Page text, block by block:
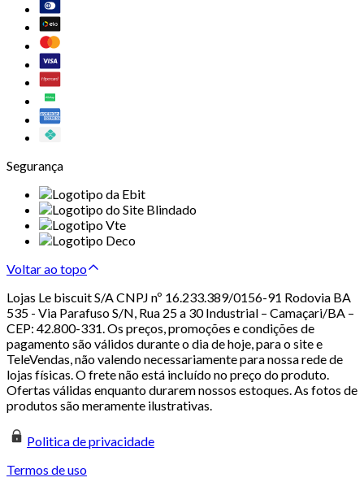
Segurança
Voltar ao topo
Lojas Le biscuit S/A CNPJ nº 16.233.389/0156-91 Rodovia BA
535 - Via Parafuso S/N, Rua 25 a 30 Industrial – Camaçari/BA –
CEP: 42.800-331. Os preços, promoções e condições de
pagamento são válidos durante o dia de hoje, para o site e
TeleVendas, não valendo necessariamente para nossa rede de
lojas físicas. O frete não está incluído no preço do produto.
Ofertas válidas enquanto durarem nossos estoques. As fotos de
produtos são meramente ilustrativas.
Politica de privacidade
Termos de uso